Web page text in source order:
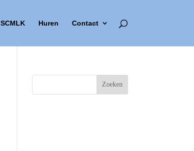
SCMLK Huren Contact